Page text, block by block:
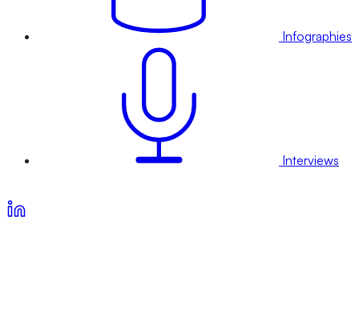
Infographies
Interviews